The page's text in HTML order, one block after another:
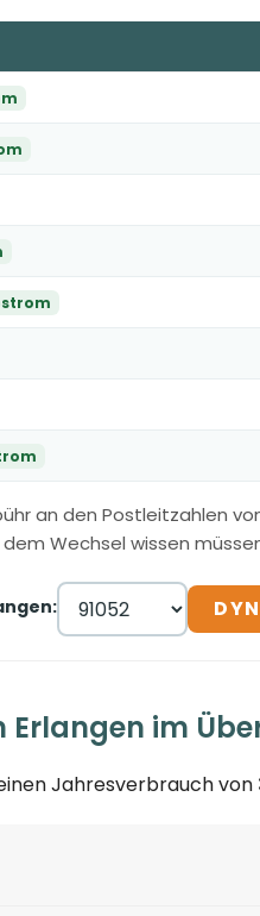
an den Postleitzahlen
dem Wechsel wissen
Erlangen im
Jahresverbrauch von